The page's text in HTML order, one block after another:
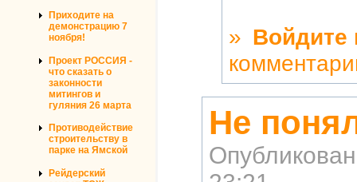
Приходите на
демонстрацию 7
ноября!
Проект РОССИЯ -
что сказать о
законности
митингов и
гуляния 26 марта
Противодействие
строительству в
парке на Ямской
Рейдерский
» Войдите
Не